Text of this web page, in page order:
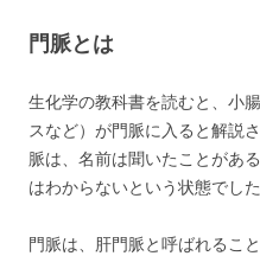
門脈とは
生化学の教科書を読むと、小
スなど）が門脈に入ると解説
脈は、名前は聞いたことがあ
はわからないという状態でした
門脈は、肝門脈と呼ばれるこ